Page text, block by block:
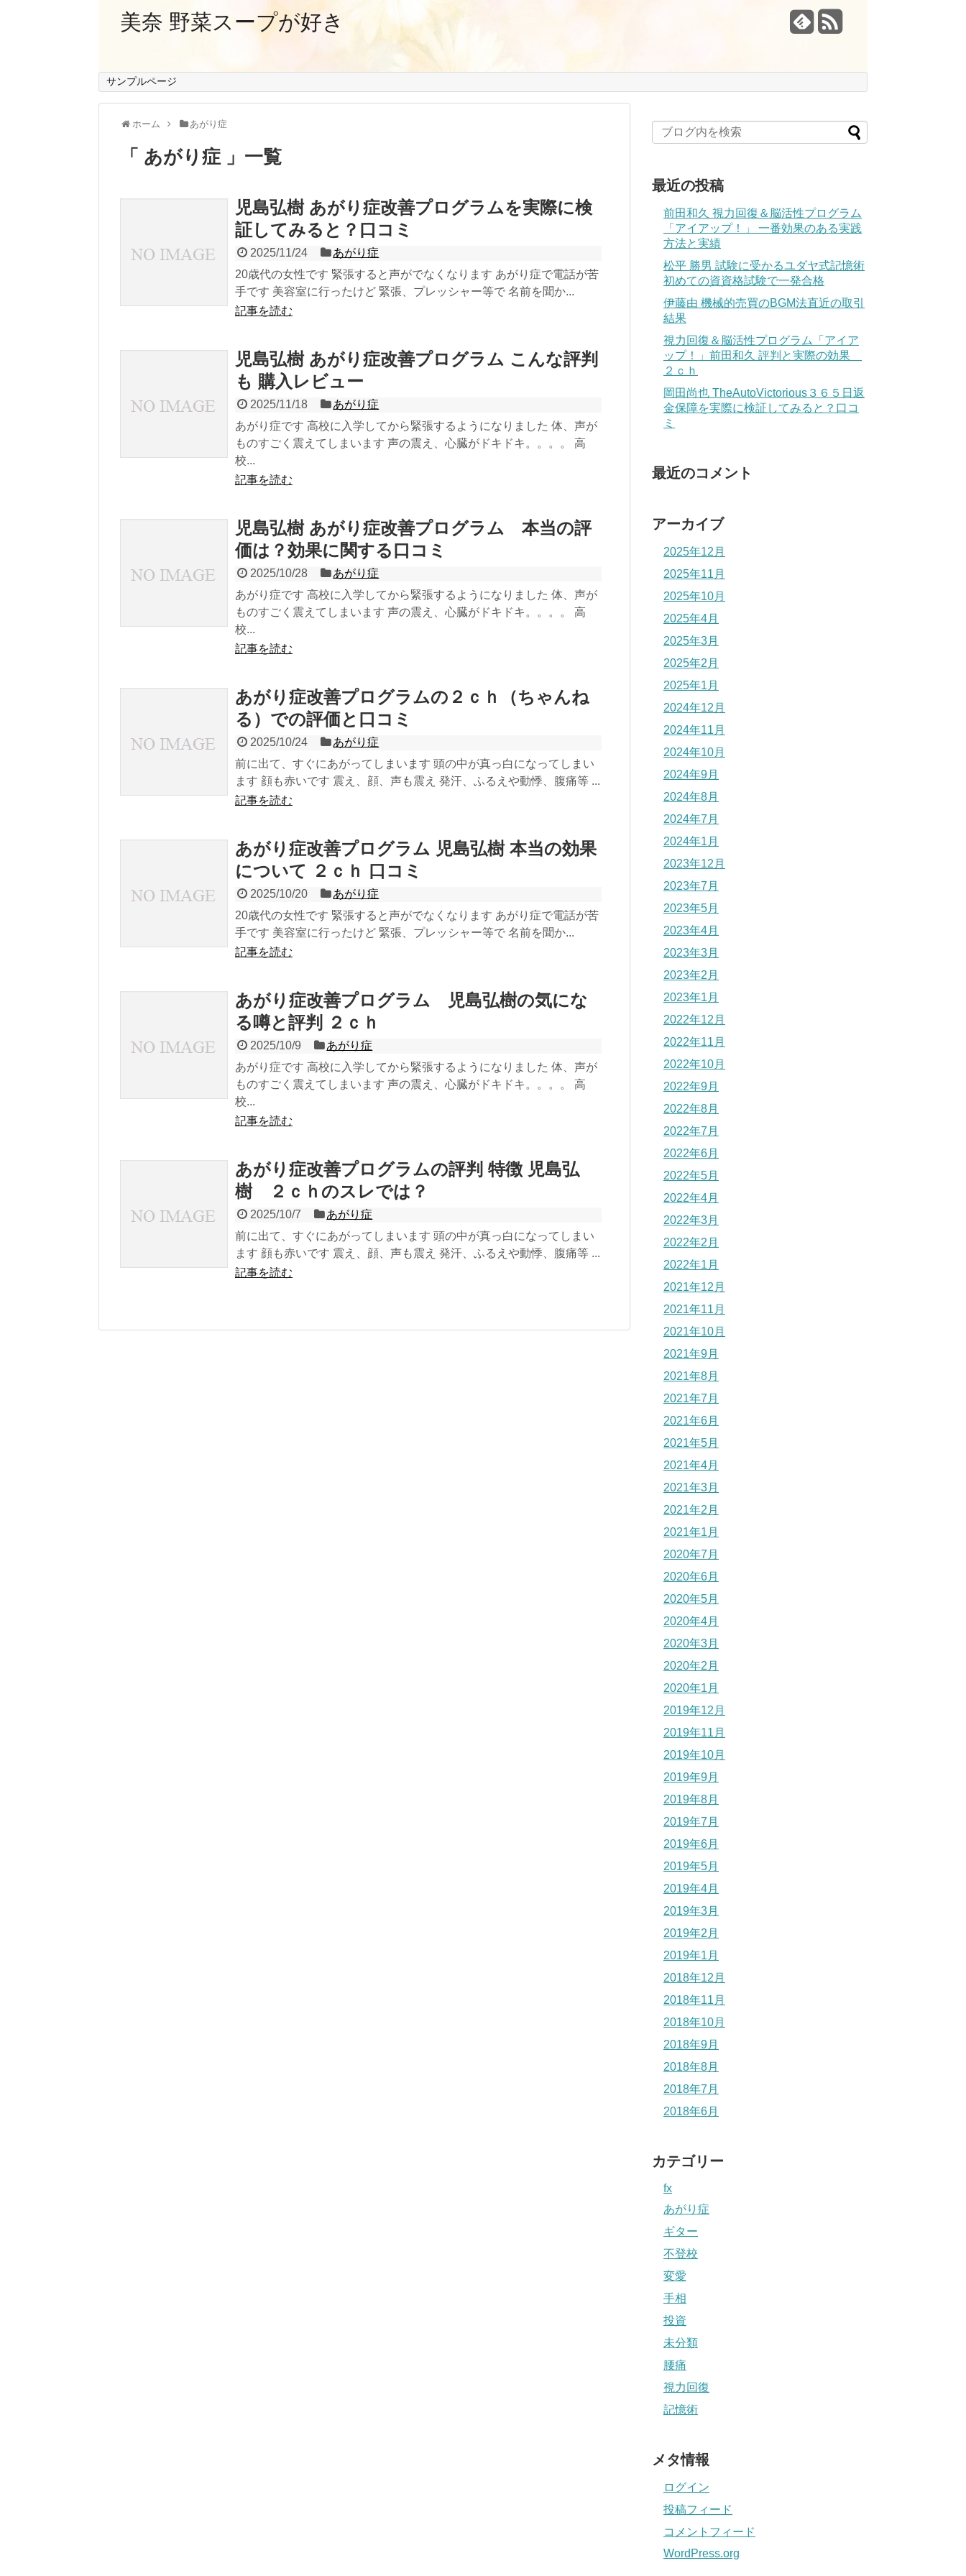
美奈 野菜スープが好き
サンプルページ
ホーム あがり症
あがり症 一覧
児島弘樹 あがり症改善プログラムを実際に検
証してみると？口コミ
2025/11/24
あがり症
20歳代の女性です 緊張すると声がでなくなります あがり症で電話が苦
手です 美容室に行ったけど 緊張、プレッシャー等で 名前を聞か...
記事を読む
児島弘樹 あがり症改善プログラム こんな評判
も 購入レビュー
2025/11/18
あがり症
あがり症です 高校に入学してから緊張するようになりました 体、声が
ものすごく震えてしまいます 声の震え、心臓がドキドキ。。。。 高
校...
記事を読む
児島弘樹 あがり症改善プログラム 本当の評
価は？効果に関する口コミ
2025/10/28
あがり症
あがり症です 高校に入学してから緊張するようになりました 体、声が
ものすごく震えてしまいます 声の震え、心臓がドキドキ。。。。 高
校...
記事を読む
あがり症改善プログラムの２ｃｈ（ちゃんね
る）での評価と口コミ
2025/10/24
あがり症
前に出て、すぐにあがってしまいます 頭の中が真っ白になってしまい
ます 顔も赤いです 震え、顔、声も震え 発汗、ふるえや動悸、腹痛等 ...
記事を読む
あがり症改善プログラム 児島弘樹 本当の効果
について ２ｃｈ 口コミ
2025/10/20
あがり症
20歳代の女性です 緊張すると声がでなくなります あがり症で電話が苦
手です 美容室に行ったけど 緊張、プレッシャー等で 名前を聞か...
記事を読む
あがり症改善プログラム 児島弘樹の気にな
る噂と評判 ２ｃｈ
2025/10/9
あがり症
あがり症です 高校に入学してから緊張するようになりました 体、声が
ものすごく震えてしまいます 声の震え、心臓がドキドキ。。。。 高
校...
記事を読む
あがり症改善プログラムの評判 特徴 児島弘
樹 ２ｃｈのスレでは？
2025/10/7
あがり症
前に出て、すぐにあがってしまいます 頭の中が真っ白になってしまい
ます 顔も赤いです 震え、顔、声も震え 発汗、ふるえや動悸、腹痛等 ...
記事を読む
最近の投稿
前田和久 視力回復＆脳活性プログラム
「アイアップ！」 一番効果のある実践
方法と実績
松平 勝男 試験に受かるユダヤ式記憶術
初めての資資格試験で一発合格
伊藤由 機械的売買のBGM法直近の取引
結果
視力回復＆脳活性プログラム「アイア
ップ！」前田和久 評判と実際の効果
２ｃｈ
岡田尚也 TheAutoVictorious３６５日返
金保障を実際に検証してみると？口コ
ミ
最近のコメント
アーカイブ
2025年12月
2025年11月
2025年10月
2025年4月
2025年3月
2025年2月
2025年1月
2024年12月
2024年11月
2024年10月
2024年9月
2024年8月
2024年7月
2024年1月
2023年12月
2023年7月
2023年5月
2023年4月
2023年3月
2023年2月
2023年1月
2022年12月
2022年11月
2022年10月
2022年9月
2022年8月
2022年7月
2022年6月
2022年5月
2022年4月
2022年3月
2022年2月
2022年1月
2021年12月
2021年11月
2021年10月
2021年9月
2021年8月
2021年7月
2021年6月
2021年5月
2021年4月
2021年3月
2021年2月
2021年1月
2020年7月
2020年6月
2020年5月
2020年4月
2020年3月
2020年2月
2020年1月
2019年12月
2019年11月
2019年10月
2019年9月
2019年8月
2019年7月
2019年6月
2019年5月
2019年4月
2019年3月
2019年2月
2019年1月
2018年12月
2018年11月
2018年10月
2018年9月
2018年8月
2018年7月
2018年6月
カテゴリー
fx
あがり症
ギター
不登校
変愛
手相
投資
未分類
腰痛
視力回復
記憶術
メタ情報
ログイン
投稿フィード
コメントフィード
WordPress.org